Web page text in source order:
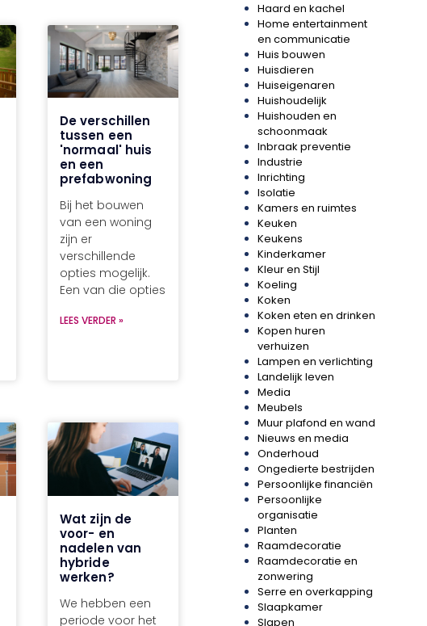
De verschillen
tussen een
'normaal' huis
en een
prefabwoning
Bij het bouwen
van een woning
zijn er
verschillende
opties mogelijk.
Een van die opties
LEES VERDER »
Wat zijn de
voor- en
nadelen van
hybride
werken?
We hebben een
periode voor het
Haard en kachel
Home entertainment
en communicatie
Huis bouwen
Huisdieren
Huiseigenaren
Huishoudelijk
Huishouden en
schoonmaak
Inbraak preventie
Industrie
Inrichting
Isolatie
Kamers en ruimtes
Keuken
Keukens
Kinderkamer
Kleur en Stijl
Koeling
Koken
Koken eten en drinken
Kopen huren
verhuizen
Lampen en verlichting
Landelijk leven
Media
Meubels
Muur plafond en wand
Nieuws en media
Onderhoud
Ongedierte bestrijden
Persoonlijke financiën
Persoonlijke
organisatie
Planten
Raamdecoratie
Raamdecoratie en
zonwering
Serre en overkapping
Slaapkamer
Slapen